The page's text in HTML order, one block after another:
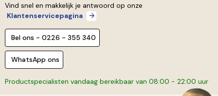
Vind snel en makkelijk je antwoord op onze
Klantenservicepagina
Bel ons - 0226 - 355 340
WhatsApp ons
Productspecialisten vandaag bereikbaar van 08:00 - 22:00 uur